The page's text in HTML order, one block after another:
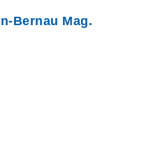
Bernau Mag.